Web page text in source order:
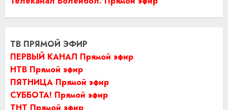
ТВ ПРЯМОЙ ЭФИР
ПЕРВЫЙ КАНАЛ Прямой эфир
НТВ Прямой эфир
ПЯТНИЦА Прямой эфир
СУББОТА! Прямой эфир